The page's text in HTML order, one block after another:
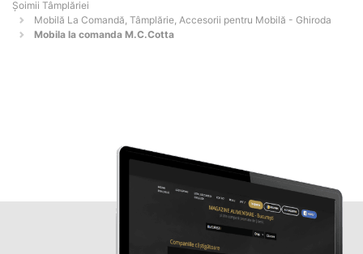
Șoimii Tâmplăriei
Mobilă La Comandă, Tâmplărie, Accesorii pentru Mobilă - Ghiroda
Mobila la comanda M.C.Cotta